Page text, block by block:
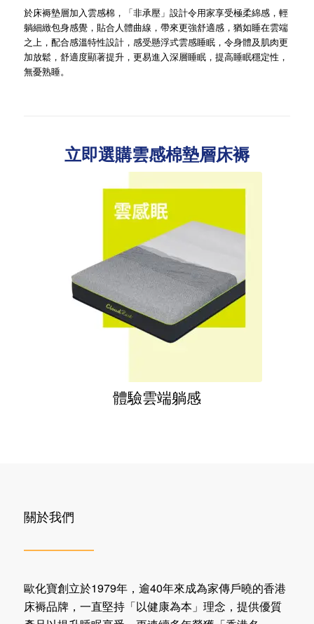
於床褥墊層加入雲感棉，「非承壓」設計令用家享受極柔綿感，輕
躺細緻包身感覺，貼合人體曲線，帶來更強舒適感，猶如睡在雲端
之上，配合感溫特性設計，感受懸浮式雲感睡眠，令身體及肌肉更
加放鬆，舒適度顯著提升，更易進入深層睡眠，提高睡眠穩定性，
無憂熟睡。
立即選購雲感棉墊層床褥
體驗雲端躺感
關於我們
歐化寶創立於1979年，逾40年來成為家傳戶曉的香港
床褥品牌，一直堅持「以健康為本」理念，提供優質